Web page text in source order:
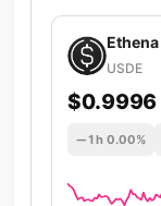
Ethena
USDE
$0.9996
1h 0.00%